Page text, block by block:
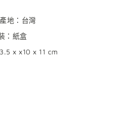
地：台灣
：紙盒
x x10 x 11 cm